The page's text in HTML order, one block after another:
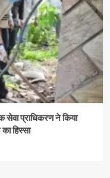
सेवा प्राधिकरण ने किया
हिस्सा